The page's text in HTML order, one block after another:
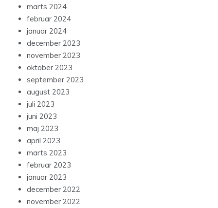
marts 2024
februar 2024
januar 2024
december 2023
november 2023
oktober 2023
september 2023
august 2023
juli 2023
juni 2023
maj 2023
april 2023
marts 2023
februar 2023
januar 2023
december 2022
november 2022